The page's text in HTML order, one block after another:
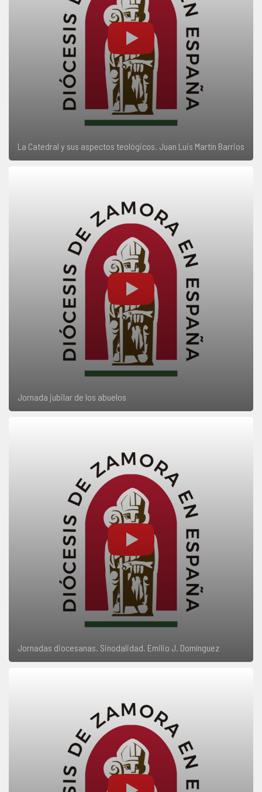
La Catedral y sus aspectos teológicos. Juan Luis Martín Barrios
Jornada jubilar de los abuelos
Jornadas diocesanas. Sinodalidad. Emilio J. Domínguez